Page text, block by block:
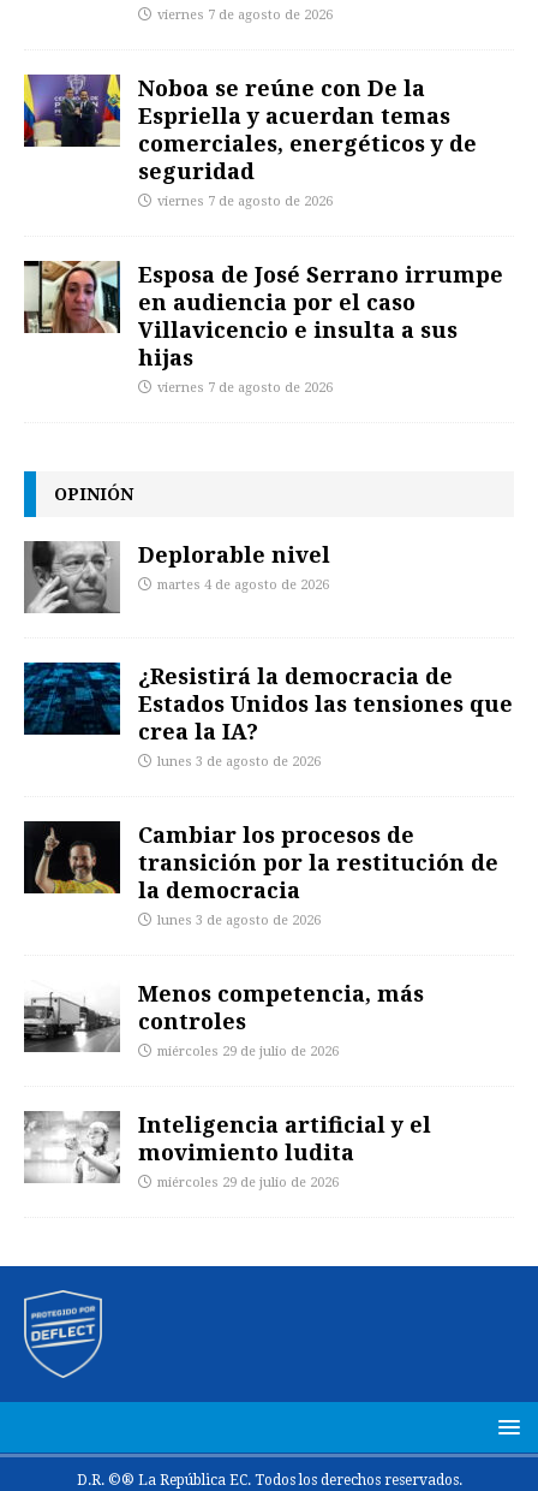
viernes 7 de agosto de 2026
Noboa se reúne con De la
Espriella y acuerdan temas
comerciales, energéticos y de
seguridad
viernes 7 de agosto de 2026
Esposa de José Serrano irrumpe
en audiencia por el caso
Villavicencio e insulta a sus
hijas
viernes 7 de agosto de 2026
OPINIÓN
Deplorable nivel
martes 4 de agosto de 2026
¿Resistirá la democracia de
Estados Unidos las tensiones que
crea la IA?
lunes 3 de agosto de 2026
Cambiar los procesos de
transición por la restitución de
la democracia
lunes 3 de agosto de 2026
Menos competencia, más
controles
miércoles 29 de julio de 2026
Inteligencia artificial y el
movimiento ludita
miércoles 29 de julio de 2026
D.R. ©® La República EC. Todos los derechos reservados.